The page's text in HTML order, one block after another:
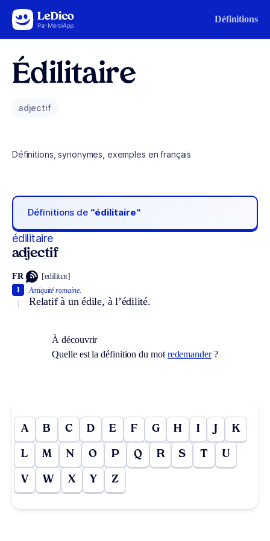
Aller au contenu Définitions
Édilitaire
adjectif
Définitions, synonymes, exemples en français
Définitions de “édilitaire“
édilitaire
adjectif
FR [edilitɛʀ]
Antiquité romaine.
Relatif à un édile, à l’édilité.
1
À découvrir
Quelle est la définition du mot redemander?
A B C D E F G H I J K
L M N O P Q R S T U
V W X Y Z